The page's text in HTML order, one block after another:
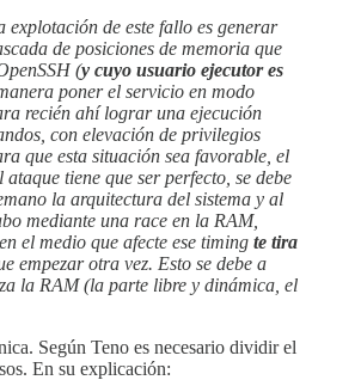
explotación de este fallo es generar
de posiciones de memoria que
(y cuyo usuario ejecutor es
poner el servicio en modo
recién ahí lograr una ejecución
con elevación de privilegios
que esta situación sea favorable, el
tiene que ser perfecto, se debe
la arquitectura del sistema y al
mediante una race en la RAM,
el medio que afecte ese timing te tira
empezar otra vez. Esto se debe a
la RAM (la parte libre y dinámica, el
Según Teno es necesario dividir el
En su explicación: